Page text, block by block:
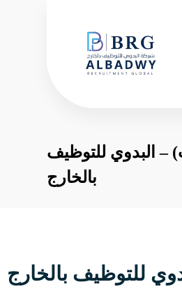
البدوي للتوظيف
بالخارج
للتوظيف بالخارج